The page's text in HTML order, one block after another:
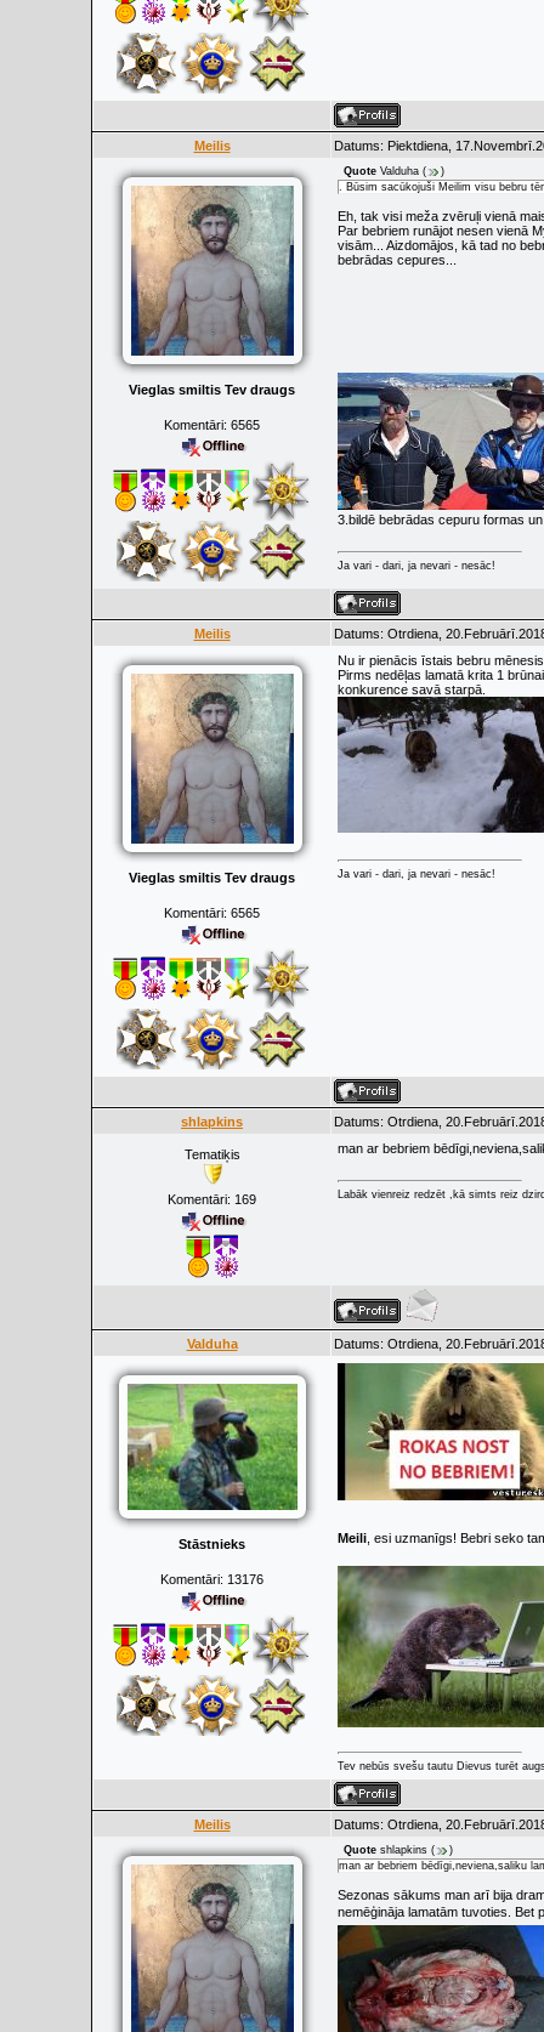
Meilis Datums: Piektdiena,
Vieglas smiltis Tev draugs
Komentāri: 6565
Quote Valduha (
)
. Būsim sacūkojuši Meilim visu bebru
Eh, tak visi meža zvēruļi vienā
Par bebriem runājot nesen vienā
visām... Aizdomājos, kā tad no
bebrādas cepures...
3.bildē bebrādas cepuru formas
Ja vari - dari, ja nevari - nesāc!
Meilis Datums: Otrdiena,
Vieglas smiltis Tev draugs
Komentāri: 6565
Nu ir pienācis īstais bebru
Pirms nedēļas lamatā krita 1
konkurence savā starpā.
Ja vari - dari, ja nevari - nesāc!
shlapkins Datums: Otrdiena,
Tematiķis
Komentāri: 169
man ar bebriem
Labāk vienreiz redzēt ,kā simts reiz
Valduha Datums: Otrdiena,
Stāstnieks
Komentāri: 13176
Meili , esi uzmanīgs! Bebri seko
Tev nebūs svešu tautu Dievus turēt
Meilis Datums: Otrdiena,
Quote shlapkins (
)
man ar bebriem bēdīgi,neviena,saliku
Sezonas sākums man arī bija
nemēģināja lamatām tuvoties.